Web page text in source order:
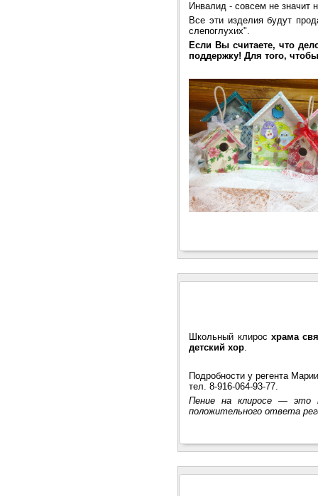
Инвалид - совсем не значит
Все эти изделия будут
слепоглухих".
Если Вы считаете, что
поддержку! Для того,
Школьный клирос храма
детский хор
Подробности у регента
тел. 8-916-064-93-77.
Пение на клиросе — это
положительного ответа